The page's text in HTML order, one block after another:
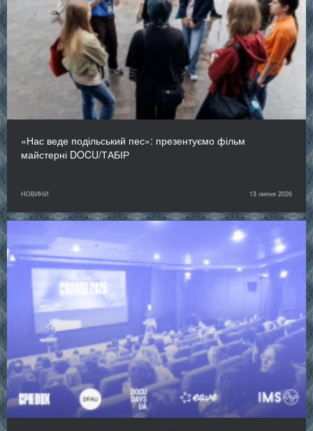
«Нас веде подільський пес»: презентуємо фільм
майстерні DOCU/ТАБІР
НОВИНИ 13 липня 2026